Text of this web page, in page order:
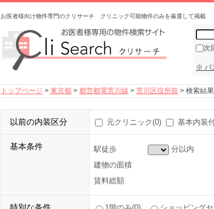
お医者様向け物件専門のクリサーチ クリニック可能物件のみを厳選して掲載
次
※ パ
トップページ > 東京都 > 都営都電荒川線 > 荒川区役所前 > 検索結果
以前の内装区分 元クリニック(0) 基本内装
基本条件 駅徒歩 分以内
建物の面積
賃料総額